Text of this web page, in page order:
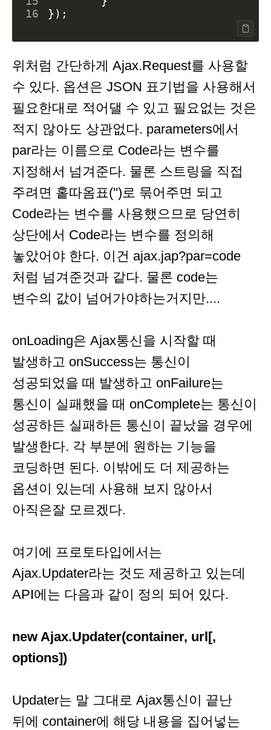
16
});
위처럼 간단하게 Ajax.Request를 사용할
수 있다. 옵션은 JSON 표기법을 사용해서
필요한대로 적어댈 수 있고 필요없는 것은
적지 않아도 상관없다. parameters에서
par라는 이름으로 Code라는 변수를
지정해서 넘겨준다. 물론 스트링을 직접
주려면 홑따옴표('')로 묶어주면 되고
Code라는 변수를 사용했으므로 당연히
상단에서 Code라는 변수를 정의해
놓았어야 한다. 이건 ajax.jap?par=code
처럼 넘겨준것과 같다. 물론 code는
변수의 값이 넘어가야하는거지만....
onLoading은 Ajax통신을 시작할 때
발생하고 onSuccess는 통신이
성공되었을 때 발생하고 onFailure는
통신이 실패했을 때 onComplete는 통신이
성공하든 실패하든 통신이 끝났을 경우에
발생한다. 각 부분에 원하는 기능을
코딩하면 된다. 이밖에도 더 제공하는
옵션이 있는데 사용해 보지 않아서
아직은잘 모르겠다.
여기에 프로토타입에서는
Ajax.Updater라는 것도 제공하고 있는데
API에는 다음과 같이 정의 되어 있다.
new Ajax.Updater(container, url[,
options])
Updater는 말 그대로 Ajax통신이 끝난
뒤에 container에 해당 내용을 집어넣는